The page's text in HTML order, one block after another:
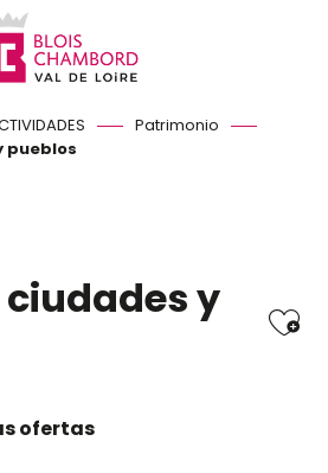
Patrimonio
pueblos
y
ofertas